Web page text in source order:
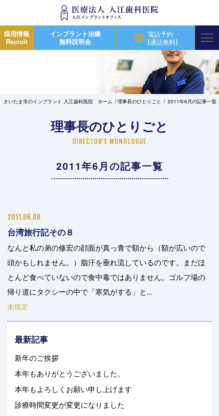
採用情報
Recruit
インプラント治療
無料説明会
電話予約
(通話無料)
さいたま市のインプラント 入江歯科医院 ホーム 理事長のひとりごと 2011年6月の記事一覧
理事長のひとりごと
DIRECTOR'S MONOLOGUE
2011年6月の記事一覧
2011.06.08
台湾旅行記その８
なんと私の弟の修宏の顔面が真っ青で額から（額が広いので
頭かもしれません。）脂汗を垂れ流しているのです。まだほ
とんど食べていないので食中毒ではありません。ゴルフ場の
帰り道にタクシーの中で「寒気がする」と...
未指定
最新記事
新年のご挨拶
本年もありがとうございました。
本年もよろしくお願い申し上げます
診療時間変更が変更になりました